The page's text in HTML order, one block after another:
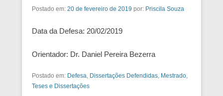
Postado em: 20 de fevereiro de 2019 por: Priscila Souza
Data da Defesa: 20/02/2019
Orientador: Dr. Daniel Pereira Bezerra
Postado em: Defesa, Dissertações Defendidas, Mestrado,
Teses e Dissertações